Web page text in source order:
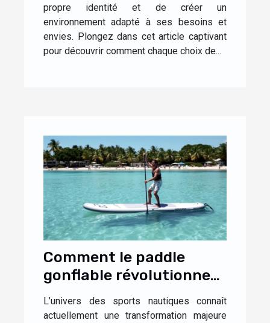
propre identité et de créer un
environnement adapté à ses besoins et
envies. Plongez dans cet article captivant
pour découvrir comment chaque choix de...
Comment le paddle
gonflable révolutionne-
t-il les sports nautiques
?
L’univers des sports nautiques connaît
actuellement une transformation majeure